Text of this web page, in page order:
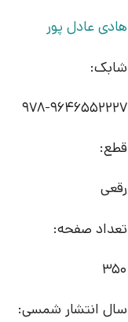
هادی عادل پور
شابک:
978-9646552227
قطع:
رقعی
تعداد صفحه:
350
سال انتشار شمسی: